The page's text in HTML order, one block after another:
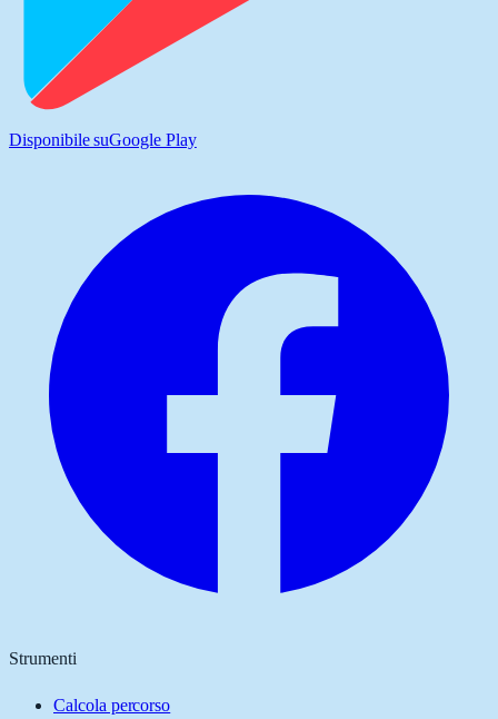
Disponibile suGoogle Play
Strumenti
Calcola percorso